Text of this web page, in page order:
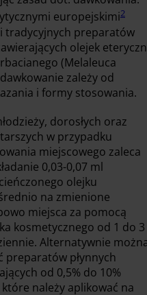
europejskimi2
tradycyjnych preparatów
olejek
(Melaleuca
zależy od
i formy stosowania.
dorosłych oraz
w przypadku
miejscowego zaleca
0,03-0,07 ml
olejku
na zmienione
miejsca za pomocą
kosmetycznego od 1 do 3
Alternatywnie
preparatów płynnych
od 0,5% do 10%
należy aplikować na